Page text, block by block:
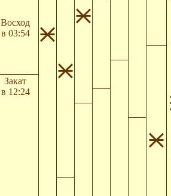
Восход
в 03:54
Закат
в 12:24